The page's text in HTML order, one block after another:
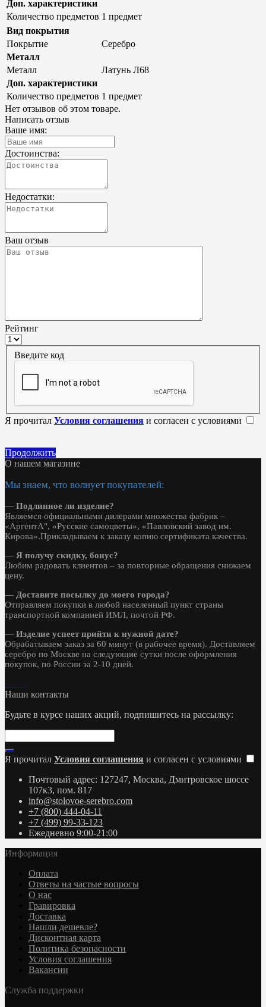
Доп. характеристики
Количество предметов 1 предмет
Вид покрытия
Покрытие
Серебро
Металл
Металл
Латунь Л68
Доп. характеристики
Количество предметов 1 предмет
Нет отзывов об этом товаре.
Написать отзыв
Ваше имя:
Достоинства:
Недостатки:
Ваш отзыв
Рейтинг
Введите код
Я прочитал Условия соглашения и согласен с условиями
Продолжить
О нашем магазине
Мы знаем, что волнует покупателей:
— Подлинное ли изделие?
Являемся официальными дилерами множества фабрик –
«АргентА", «Русские самоцветы», «Павловский завод им.
Кирова».Прикладываем к заказу копию сертификата качества.
— Я получу скидку, бонус?
Любим радовать клиентов – за повторные обращения снижаем
цену.
— Доставите посылку до моего города?
Отправляем покупки в любой населенный пункт страны
транспортной компанией ИМЛ, почтой РФ.
— Изделие успеет прийти к нужной дате?
Обрабатываем заказ за 60 минут (в рабочее время). Доставляем
серебро по Москве на следующие сутки после оформления
покупок, по России за 2-10 дней.
Наши контакты
Будьте в курсе наших акций, подпишитесь на рассылку:
Я прочитал Условия соглашения и согласен с условиями
Почтовый адрес: 127247, Москва, Дмитровское шоссе
107к3, пом. 817
info@stolovoe-serebro.com
+7 (800) 444-04-11
+7 (499) 99-33-123
Ежедневно 9:00-21:00
Информация
Оплата
Ответы на частые вопросы
О нас
Гравировка
Доставка
Нашли дешевле?
Дисконтная карта
Политика безопасности
Условия соглашения
Вакансии
Служба поддержки